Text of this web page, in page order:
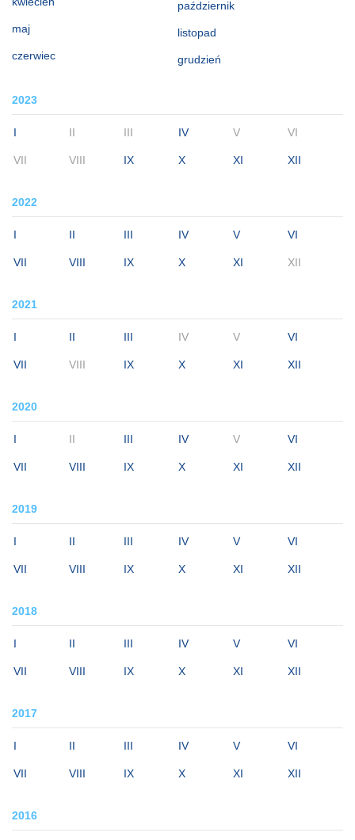
maj
czerwiec
październik
listopad
grudzień
2023
I II III IV V VI
VII VIII IX X XI XII
2022
I II III IV V VI
VII VIII IX X XI XII
2021
I II III IV V VI
VII VIII IX X XI XII
2020
I II III IV V VI
VII VIII IX X XI XII
2019
I II III IV V VI
VII VIII IX X XI XII
2018
I II III IV V VI
VII VIII IX X XI XII
2017
I II III IV V VI
VII VIII IX X XI XII
2016